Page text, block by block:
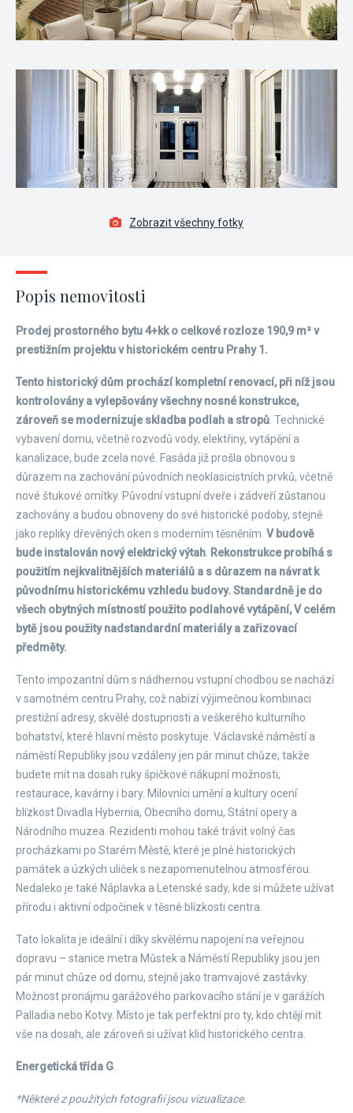
Zobrazit všechny fotky
Popis nemovitosti
Prodej prostorného bytu 4+kk o celkové rozloze 190,9 m² v
prestižním projektu v historickém centru Prahy 1.
Tento historický dům prochází kompletní renovací, při níž jsou
kontrolovány a vylepšovány všechny nosné konstrukce,
zároveň se modernizuje skladba podlah a stropů . Technické
vybavení domu, včetně rozvodů vody, elektřiny, vytápění a
kanalizace, bude zcela nové. Fasáda již prošla obnovou s
důrazem na zachování původních neoklasicistních prvků, včetně
nové štukové omítky. Původní vstupní dveře i zádveří zůstanou
zachovány a budou obnoveny do své historické podoby, stejně
jako repliky dřevěných oken s moderním těsněním. V budově
bude instalován nový elektrický výtah Rekonstrukce probíhá s
použitím nejkvalitnějších materiálů a s důrazem na návrat k
původnímu historickému vzhledu budovy. Standardně je do
všech obytných místností použito podlahové vytápění, V celém
bytě jsou použity nadstandardní materiály a zařizovací
předměty.
Tento impozantní dům s nádhernou vstupní chodbou se nachází
v samotném centru Prahy, což nabízí výjimečnou kombinaci
prestižní adresy, skvělé dostupnosti a veškerého kulturního
bohatství, které hlavní město poskytuje. Václavské náměstí a
náměstí Republiky jsou vzdáleny jen pár minut chůze, takže
budete mít na dosah ruky špičkové nákupní možnosti,
restaurace, kavárny i bary. Milovníci umění a kultury ocení
blízkost Divadla Hybernia, Obecního domu, Státní opery a
Národního muzea. Rezidenti mohou také trávit volný čas
procházkami po Starém Městě, které je plné historických
památek a úzkých uliček s nezapomenutelnou atmosférou.
Nedaleko je také Náplavka a Letenské sady, kde si můžete užívat
přírodu i aktivní odpočinek v těsné blízkosti centra.
Tato lokalita je ideální i díky skvělému napojení na veřejnou
dopravu – stanice metra Můstek a Náměstí Republiky jsou jen
pár minut chůze od domu, stejně jako tramvajové zastávky.
Možnost pronájmu garážového parkovacího stání je v garážích
Palladia nebo Kotvy. Místo je tak perfektní pro ty, kdo chtějí mít
vše na dosah, ale zároveň si užívat klid historického centra.
Energetická třída G
*Některé z použitých fotografií jsou vizualizace.